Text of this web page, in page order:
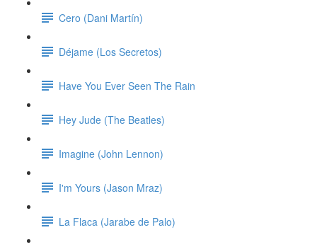
Cero (Dani Martín)
Déjame (Los Secretos)
Have You Ever Seen The Rain
Hey Jude (The Beatles)
Imagine (John Lennon)
I'm Yours (Jason Mraz)
La Flaca (Jarabe de Palo)